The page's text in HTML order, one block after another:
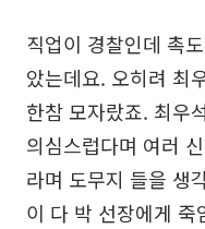
직업이 경찰인데 촉
았는데요. 오히려 최
한참 모자랐죠. 최우
의심스럽다며 여러
라며 도무지 들을 생
이 다 박 선장에게 죽